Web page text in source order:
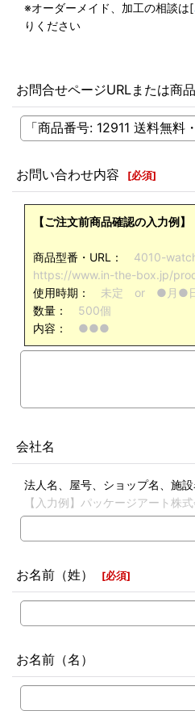
※オーダーメイド、加工の相談は[
りください
お問合せページURLまたは商
お問い合わせ内容 [必須]
【ご注文前商品確認の入力例】
商品型番・URL： 4010-
https://www.in-the-box.jp/
使用時期： 未定 or ●月●
数量： 500個
内容： ●●●
会社名
法人名、屋号、ショップ名、施
【入力例】パッケージアート株
お名前（姓） [必須]
お名前（名）